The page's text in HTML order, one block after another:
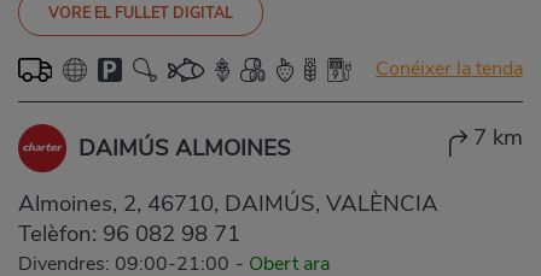
VORE EL FULLET DIGITAL
Conéixer la tenda
DAIMÚS ALMOINES 7 km
Almoines, 2, 46710, DAIMÚS, VALÈNCIA
Telèfon: 96 082 98 71
Divendres: 09:00-21:00 - Obert ara